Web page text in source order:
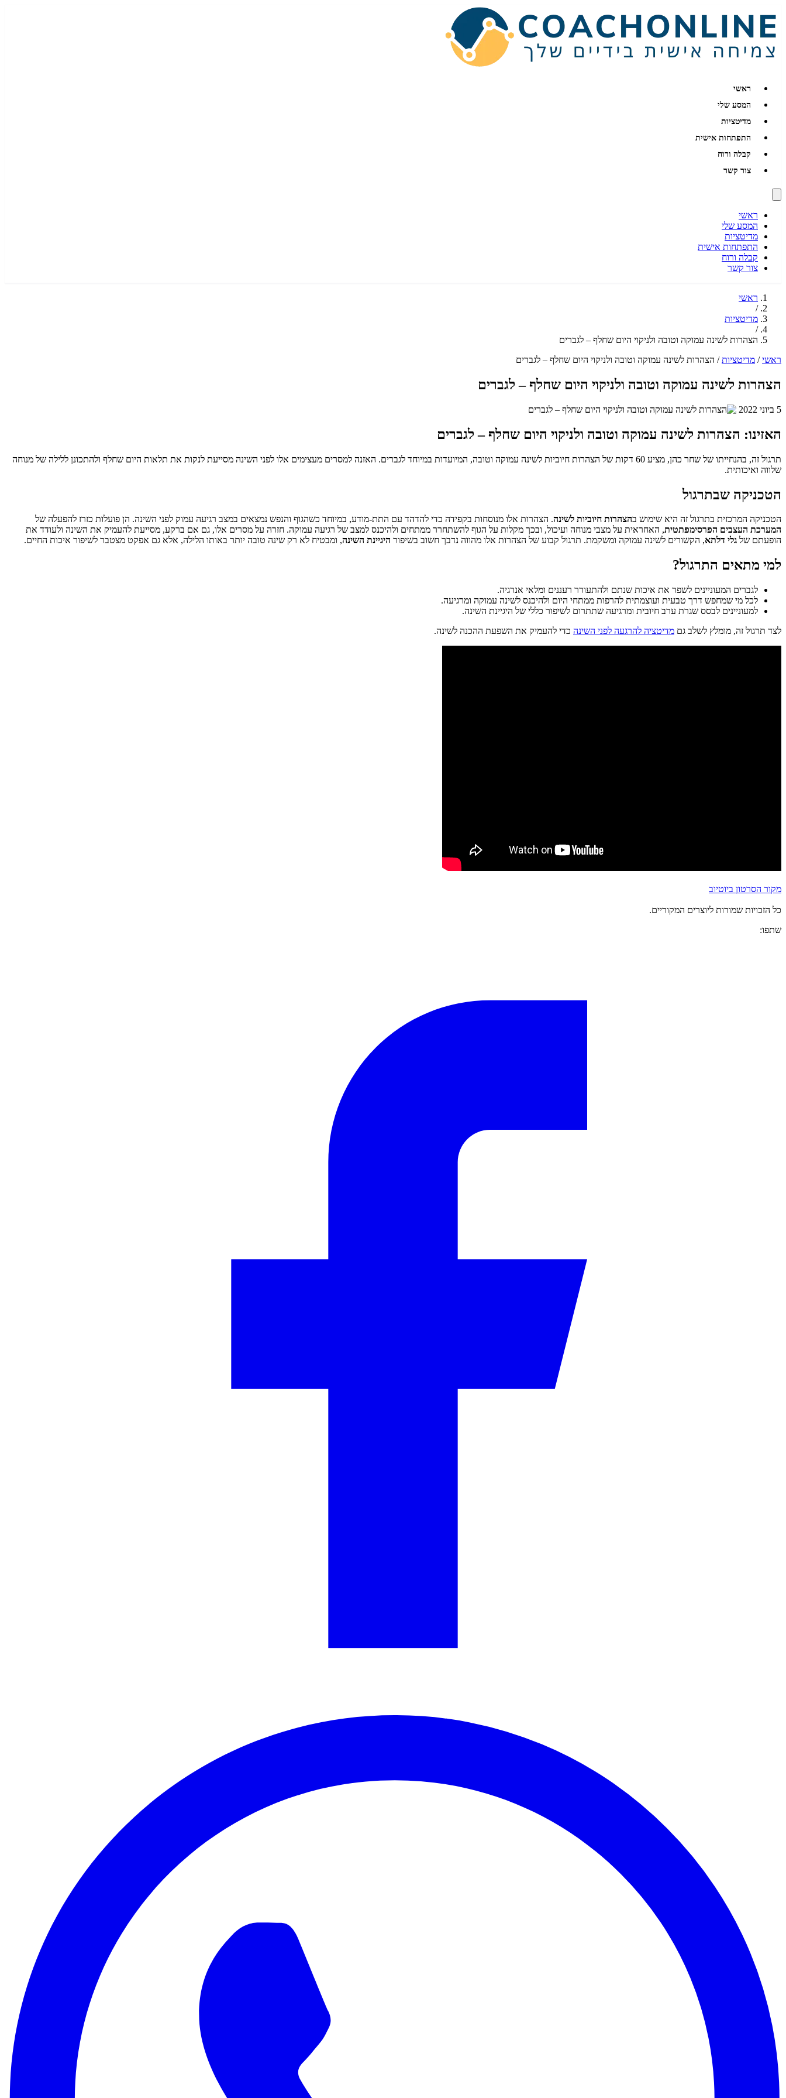
ראשי
המסע שלי
מדיטציות
התפתחות אישית
קבלה ורוח
צור קשר
ראשי
המסע שלי
מדיטציות
התפתחות אישית
קבלה ורוח
צור קשר
ראשי
/
מדיטציות
/
הצהרות לשינה עמוקה וטובה ולניקוי היום שחלף – לגברים
ראשי / מדיטציות / הצהרות לשינה עמוקה וטובה ולניקוי היום שחלף – לגברים
הצהרות לשינה עמוקה וטובה ולניקוי היום שחלף – לגברים
5 ביוני 2022
האזינו: הצהרות לשינה עמוקה וטובה ולניקוי היום שחלף – לגברים
תרגול זה, בהנחייתו של שחר כהן, מציע 60 דקות של הצהרות חיוביות לשינה עמוקה וטובה, המיועדות במיוחד לגברים. האזנה למסרים מעצימים אלו לפני השינה מסייעת לנקות את תלאות היום שחלף ולהתכונן ללילה של מנוחה
שלווה ואיכותית.
הטכניקה שבתרגול
הטכניקה המרכזית בתרגול זה היא שימוש בהצהרות חיוביות לשינה. הצהרות אלו מנוסחות בקפידה כדי להדהד עם התת-מודע, במיוחד כשהגוף והנפש נמצאים במצב רגיעה עמוק לפני השינה. הן פועלות כזרז להפעלה של
המערכת העצבים הפרסימפתטית, האחראית על מצבי מנוחה ועיכול, ובכך מקלות על הגוף להשתחרר ממתחים ולהיכנס למצב של רגיעה עמוקה. חזרה על מסרים אלו, גם אם ברקע, מסייעת להעמיק את השינה ולעודד את
הופעתם של גלי דלתא, הקשורים לשינה עמוקה ומשקמת. תרגול קבוע של הצהרות אלו מהווה נדבך חשוב בשיפור היגיינת השינה, ומבטיח לא רק שינה טובה יותר באותו הלילה, אלא גם אפקט מצטבר לשיפור איכות החיים.
למי מתאים התרגול?
לגברים המעוניינים לשפר את איכות שנתם ולהתעורר רעננים ומלאי אנרגיה.
לכל מי שמחפש דרך טבעית ועוצמתית להרפות ממתחי היום ולהיכנס לשינה עמוקה ומרגיעה.
למעוניינים לבסס שגרת ערב חיובית ומרגיעה שתתרום לשיפור כללי של היגיינת השינה.
לצד תרגול זה, מומלץ לשלב גם מדיטציה להרגעה לפני השינה כדי להעמיק את השפעת ההכנה לשינה.
מקור הסרטון ביוטיוב
כל הזכויות שמורות ליוצרים המקוריים.
שתפו: